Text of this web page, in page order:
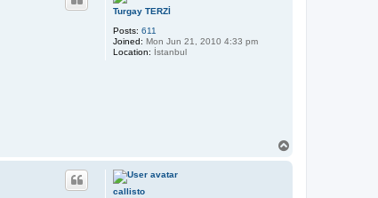
Turgay TERZİ
Posts: 611
Joined: Mon Jun 21, 2010 4:33 pm
Location: İstanbul
callisto